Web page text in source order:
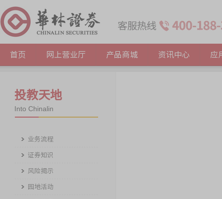
首页 网上营业厅 产品商城 资讯中心 应
投教天地
Into Chinalin
业务流程
证券知识
风险揭示
园地活动